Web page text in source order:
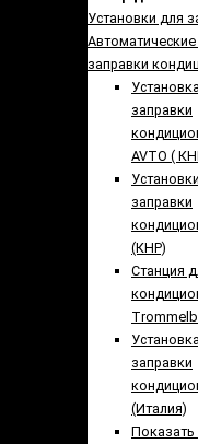
Установки для
Автоматические
заправки
заправки
AVTO (
заправки
(КНР)
Станция
заправки
(Италия)
Показать